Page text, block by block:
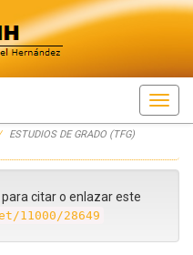
ESTUDIOS DE GRADO (TFG)
citar o enlazar este
11000/28649